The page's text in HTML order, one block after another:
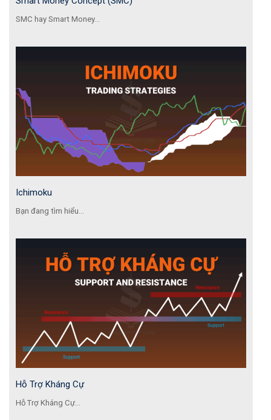
SMC hay Smart Money...
Ichimoku
Bạn đang tìm hiểu...
Hỗ Trợ Kháng Cự
Hỗ Trợ Kháng Cự...